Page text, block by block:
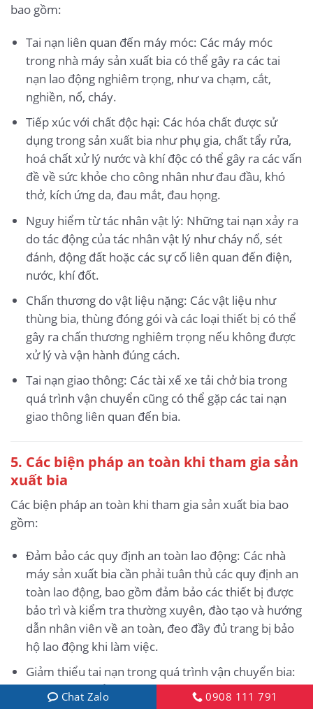
bao gồm:
Tai nạn liên quan đến máy móc: Các máy móc
trong nhà máy sản xuất bia có thể gây ra các tai
nạn lao động nghiêm trọng, như va chạm, cắt,
nghiền, nổ, cháy.
Tiếp xúc với chất độc hại: Các hóa chất được sử
dụng trong sản xuất bia như phụ gia, chất tẩy rửa,
hoá chất xử lý nước và khí độc có thể gây ra các vấn
đề về sức khỏe cho công nhân như đau đầu, khó
thở, kích ứng da, đau mắt, đau họng.
Nguy hiểm từ tác nhân vật lý: Những tai nạn xảy ra
do tác động của tác nhân vật lý như cháy nổ, sét
đánh, động đất hoặc các sự cố liên quan đến điện,
nước, khí đốt.
Chấn thương do vật liệu nặng: Các vật liệu như
thùng bia, thùng đóng gói và các loại thiết bị có thể
gây ra chấn thương nghiêm trọng nếu không được
xử lý và vận hành đúng cách.
Tai nạn giao thông: Các tài xế xe tải chở bia trong
quá trình vận chuyển cũng có thể gặp các tai nạn
giao thông liên quan đến bia.
5. Các biện pháp an toàn khi tham gia sản
xuất bia
Các biện pháp an toàn khi tham gia sản xuất bia bao
gồm:
Đảm bảo các quy định an toàn lao động: Các nhà
máy sản xuất bia cần phải tuân thủ các quy định an
toàn lao động, bao gồm đảm bảo các thiết bị được
bảo trì và kiểm tra thường xuyên, đào tạo và hướng
dẫn nhân viên về an toàn, đeo đầy đủ trang bị bảo
hộ lao động khi làm việc.
Giảm thiểu tai nạn trong quá trình vận chuyển bia:
Việc vận chuyển bia là một công đoạn quan trọng
Chat Zalo 0908 111 791